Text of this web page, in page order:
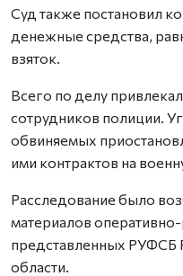
Суд также постановил
денежные средства,
взяток.
Всего по делу
сотрудников полиции.
обвиняемых
ими контрактов на
Расследование было
материалов
представленных РУФСБ
области.